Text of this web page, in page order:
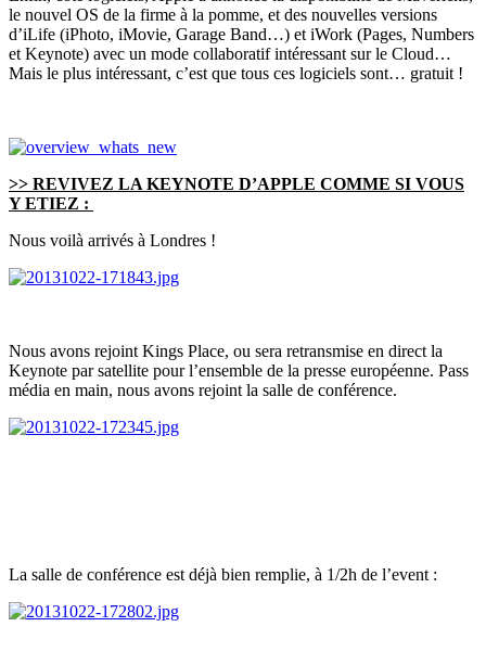
le nouvel OS de la firme à la pomme, et des nouvelles versions
d’iLife (iPhoto, iMovie, Garage Band…) et iWork (Pages, Numbers
et Keynote) avec un mode collaboratif intéressant sur le Cloud…
Mais le plus intéressant, c’est que tous ces logiciels sont… gratuit !
>> REVIVEZ LA KEYNOTE D’APPLE COMME SI VOUS
Y ETIEZ :
Nous voilà arrivés à Londres !
Nous avons rejoint Kings Place, ou sera retransmise en direct la
Keynote par satellite pour l’ensemble de la presse européenne. Pass
média en main, nous avons rejoint la salle de conférence.
La salle de conférence est déjà bien remplie, à 1/2h de l’event :